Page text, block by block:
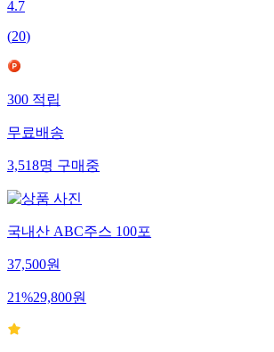
4.7
(20)
300적립
무료배송
3,518명구매중
국내산 ABC주스 100포
37,500원
21%29,800원